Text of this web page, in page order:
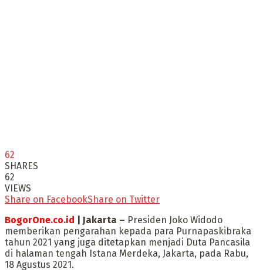
62
SHARES
62
VIEWS
Share on FacebookShare on Twitter
BogorOne.co.id
| Jakarta – Presiden Joko Widodo
memberikan pengarahan kepada para Purnapaskibraka
tahun 2021 yang juga ditetapkan menjadi Duta Pancasila
di halaman tengah Istana Merdeka, Jakarta, pada Rabu,
18 Agustus 2021.